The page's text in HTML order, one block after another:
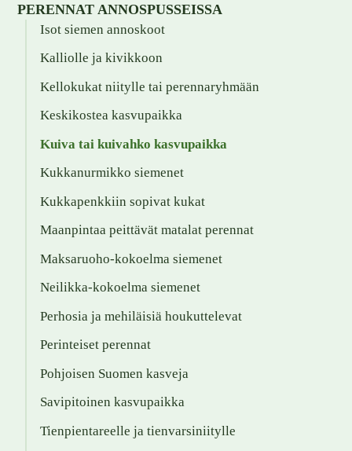
PERENNAT ANNOSPUSSEISSA
Isot siemen annoskoot
Kalliolle ja kivikkoon
Kellokukat niitylle tai perennaryhmään
Keskikostea kasvupaikka
Kuiva tai kuivahko kasvupaikka
Kukkanurmikko siemenet
Kukkapenkkiin sopivat kukat
Maanpintaa peittävät matalat perennat
Maksaruoho-kokoelma siemenet
Neilikka-kokoelma siemenet
Perhosia ja mehiläisiä houkuttelevat
Perinteiset perennat
Pohjoisen Suomen kasveja
Savipitoinen kasvupaikka
Tienpientareelle ja tienvarsiniitylle